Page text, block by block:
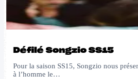
Défilé Songzio SS15
Pour la saison SS15, Songzio nous
à l’homme le…